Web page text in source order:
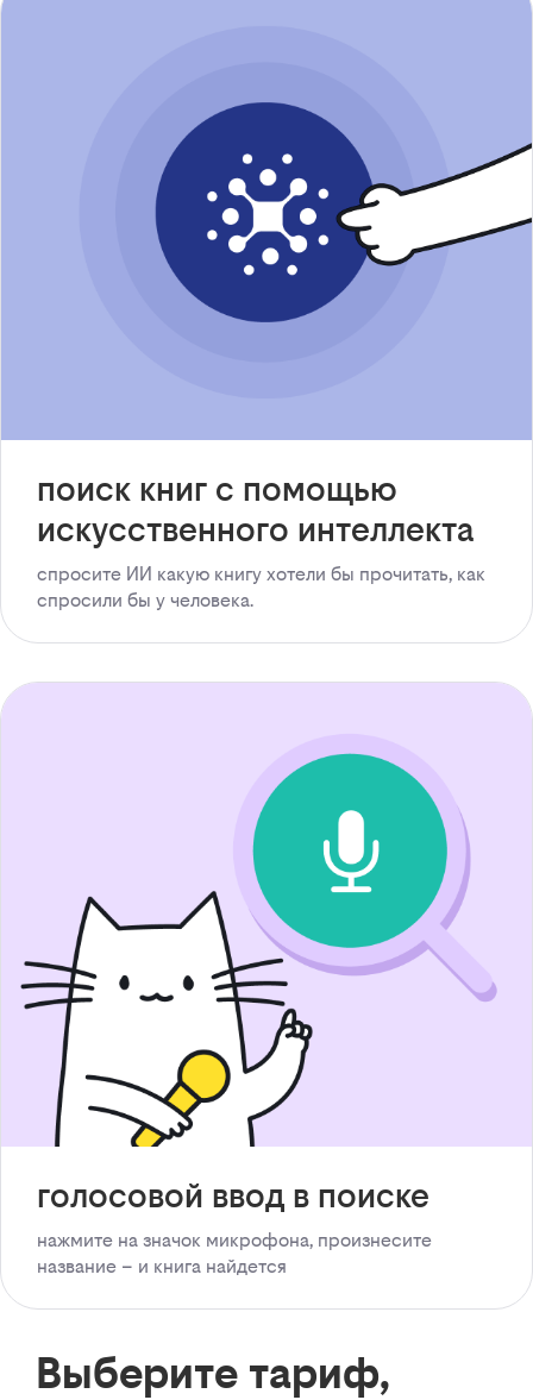
поиск книг с помощью
искусственного интеллекта
спросите ИИ какую книгу хотели бы прочитать, как
спросили бы у человека.
голосовой ввод в поиске
нажмите на значок микрофона, произнесите
название – и книга найдется
Выберите тариф,